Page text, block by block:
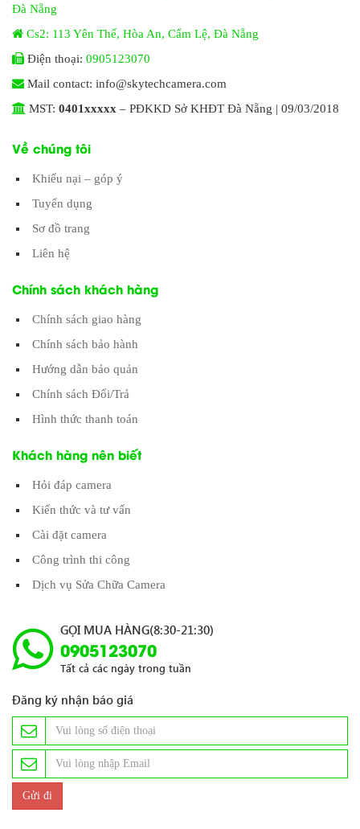
Đà Nẵng
Cs2: 113 Yên Thế, Hòa An, Cẩm Lệ, Đà Nẵng
Điện thoại: 0905123070
Mail contact: info@skytechcamera.com
MST: 0401xxxxx – PĐKKD Sở KHĐT Đà Nẵng | 09/03/2018
Về chúng tôi
Khiếu nại – góp ý
Tuyển dụng
Sơ đồ trang
Liên hệ
Chính sách khách hàng
Chính sách giao hàng
Chính sách bảo hành
Hướng dẫn bảo quản
Chính sách Đổi/Trả
Hình thức thanh toán
Khách hàng nên biết
Hỏi đáp camera
Kiến thức và tư vấn
Cài đặt camera
Công trình thi công
Dịch vụ Sửa Chữa Camera
GỌI MUA HÀNG(8:30-21:30)
0905123070
Tất cả các ngày trong tuần
Đăng ký nhận báo giá